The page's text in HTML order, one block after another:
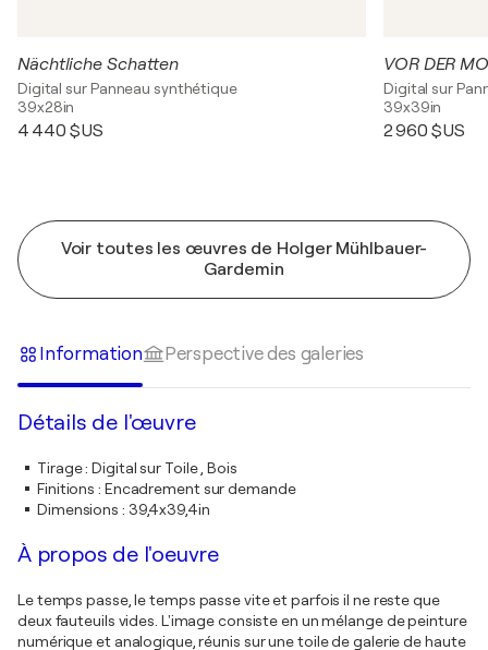
Nächtliche Schatten
Digital sur Panneau synthétique
39x28in
4 440 $US
VOR DER
Digital sur
39x39in
2 960 $US
Voir toutes les œuvres de Holger Mühlbauer-
Gardemin
Information Perspective des galeries
Détails de l'œuvre
Tirage:Digital sur Toile , Bois
Finitions : Encadrement sur demande
Dimensions : 39,4x39,4in
À propos de l'oeuvre
Le temps passe, le temps passe vite et parfois il ne reste que
deux fauteuils vides. L'image consiste en un mélange de peinture
numérique et analogique, réunis sur une toile de galerie de haute